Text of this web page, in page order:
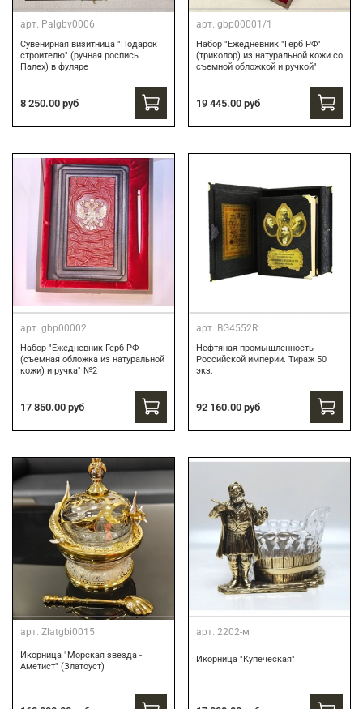
арт. Palgbv0006
Сувенирная визитница "Подарок
строителю" (ручная роспись
Палех) в фуляре
8 250.00 руб
арт. gbp00001/1
Набор "Ежедневник "Герб РФ"
(триколор) из натуральной кожи со
съемной обложкой и ручкой"
19 445.00 руб
арт. gbp00002
Набор "Ежедневник Герб РФ
(съемная обложка из натуральной
кожи) и ручка" №2
17 850.00 руб
арт. BG4552R
Нефтяная промышленность
Российской империи. Тираж 50
экз.
92 160.00 руб
арт. Zlatgbi0015
Икорница "Морская звезда -
Аметист" (Златоуст)
арт. 2202-м
Икорница "Купеческая"